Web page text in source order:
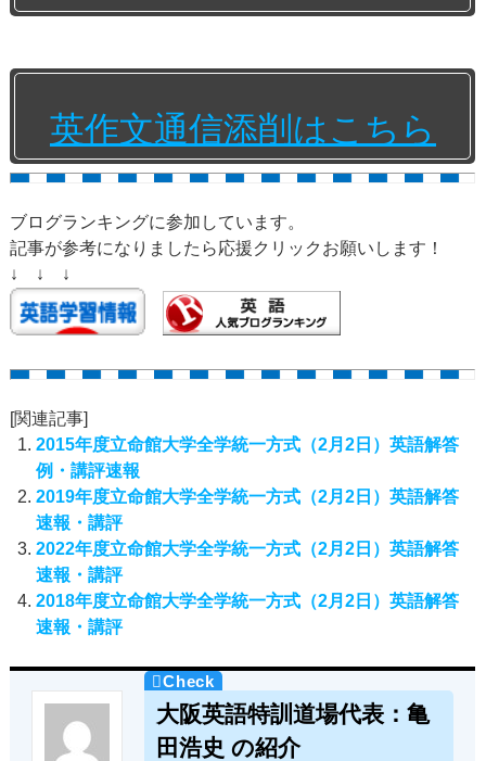
英作文通信添削はこちら
ブログランキングに参加しています。
記事が参考になりましたら応援クリックお願いします！
↓ ↓ ↓
[関連記事]
2015年度立命館大学全学統一方式（2月2日）英語解答
例・講評速報
2019年度立命館大学全学統一方式（2月2日）英語解答
速報・講評
2022年度立命館大学全学統一方式（2月2日）英語解答
速報・講評
2018年度立命館大学全学統一方式（2月2日）英語解答
速報・講評
大阪英語特訓道場代表：亀
田浩史 の紹介